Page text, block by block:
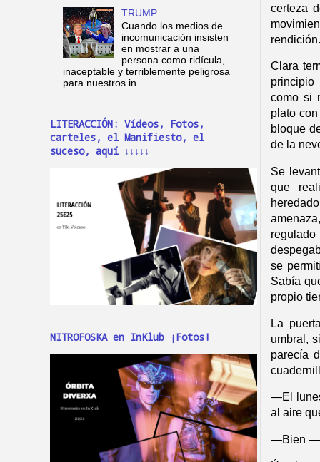
certeza
rendición.
Clara
principio
como si
plato
bloque
de la
Se
que
se
Sabía
propio
La
umbral,
parecía
—El
al aire
—Bien
TRUMP
Cuando los medios de
incomunicación insisten
en mostrar a una
persona como ridícula,
inaceptable y terriblemente peligrosa
para nuestros in...
LITERACCIÓN: Vídeos, Fotos,
carteles, el Manifiesto, el
suceso, aquí ↓↓↓↓↓
NITROFOSKA en InKlub ¡Fotos!